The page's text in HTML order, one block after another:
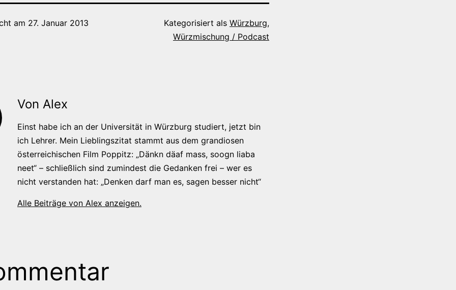
am 27. Januar 2013 Kategorisiert als Würzburg,
Würzmischung / Podcast
Von Alex
Einst habe ich an der Universität in Würzburg studiert, jetzt bin
ich Lehrer. Mein Lieblingszitat stammt aus dem grandiosen
österreichischen Film Poppitz: „Dänkn däaf mass, soogn liaba
neet“ – schließlich sind zumindest die Gedanken frei – wer es
nicht verstanden hat: „Denken darf man es, sagen besser nicht“
Alle Beiträge von Alex anzeigen.